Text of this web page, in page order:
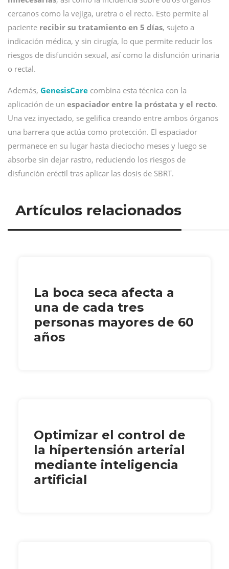
cercanos como la vejiga, uretra o el recto. Esto permite al
paciente recibir su tratamiento en 5 días, sujeto a
indicación médica, y sin cirugía, lo que permite reducir los
riesgos de disfunción sexual, así como la disfunción urinaria
o rectal.
Además, GenesisCare combina esta técnica con la
aplicación de un espaciador entre la próstata y el recto.
Una vez inyectado, se gelifica creando entre ambos órganos
una barrera que actúa como protección. El espaciador
permanece en su lugar hasta dieciocho meses y luego se
absorbe sin dejar rastro, reduciendo los riesgos de
disfunción eréctil tras aplicar las dosis de SBRT.
Artículos relacionados
La boca seca afecta a
una de cada tres
personas mayores de 60
años
Optimizar el control de
la hipertensión arterial
mediante inteligencia
artificial